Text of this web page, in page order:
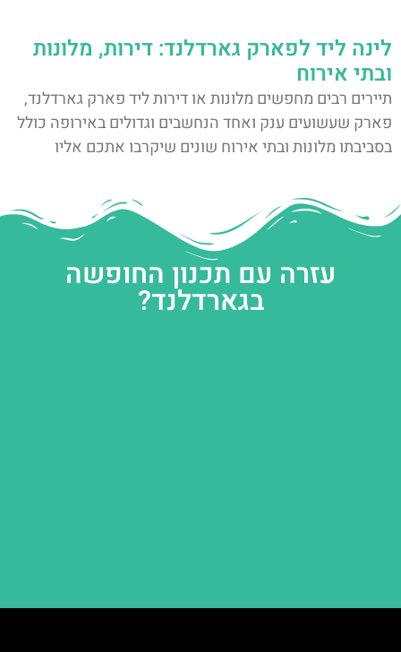
לינה ליד לפארק גארדלנד: דירות, מלונות
ובתי אירוח
תיירים רבים מחפשים מלונות או דירות ליד פארק גארדלנד,
פארק שעשועים ענק ואחד הנחשבים וגדולים באירופה כולל
בסביבתו מלונות ובתי אירוח שונים שיקרבו אתכם אליו
עזרה עם תכנון החופשה
בגארדלנד?